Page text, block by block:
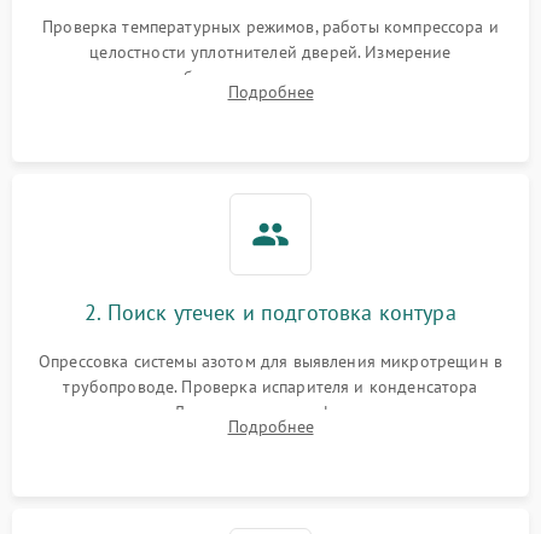
работе
2000 ₽ Подробнее →
1000 ₽
1800 ₽
Проверка температурных режимов, работы компрессора и
целостности уплотнителей дверей. Измерение
сопротивления обмоток мотора, проверка термостата и
считывание кодов ошибок с электронного дисплея.
Подробнее
2. Поиск утечек и подготовка контура
Опрессовка системы азотом для выявления микротрещин в
трубопроводе. Проверка испарителя и конденсатора
течеискателем. Демонтаж старого фильтра-осушителя и
продувка капиллярной трубки для устранения засоров.
Подробнее